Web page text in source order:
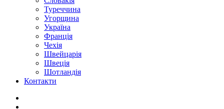
Туреччина
Угорщина
Україна
Франція
Чехія
Швейцарія
Швеція
Шотландія
Контакти